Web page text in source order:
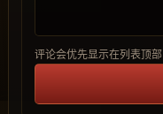
评论会优先显示在列表顶部